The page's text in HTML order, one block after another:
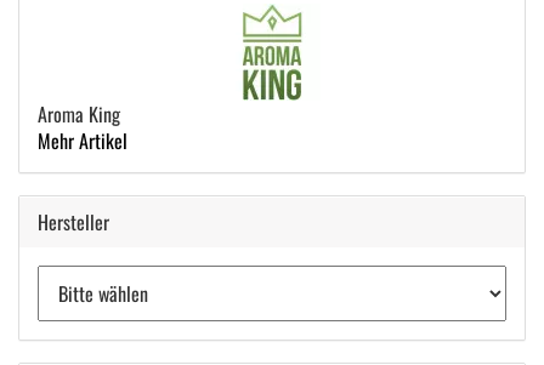
Aroma King
Mehr Artikel
Hersteller